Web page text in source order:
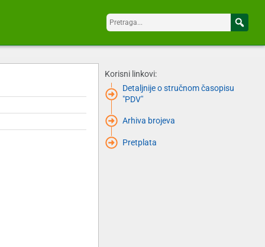
Korisni linkovi:
Detaljnije o stručnom časopisu
"PDV"
Arhiva brojeva
Pretplata